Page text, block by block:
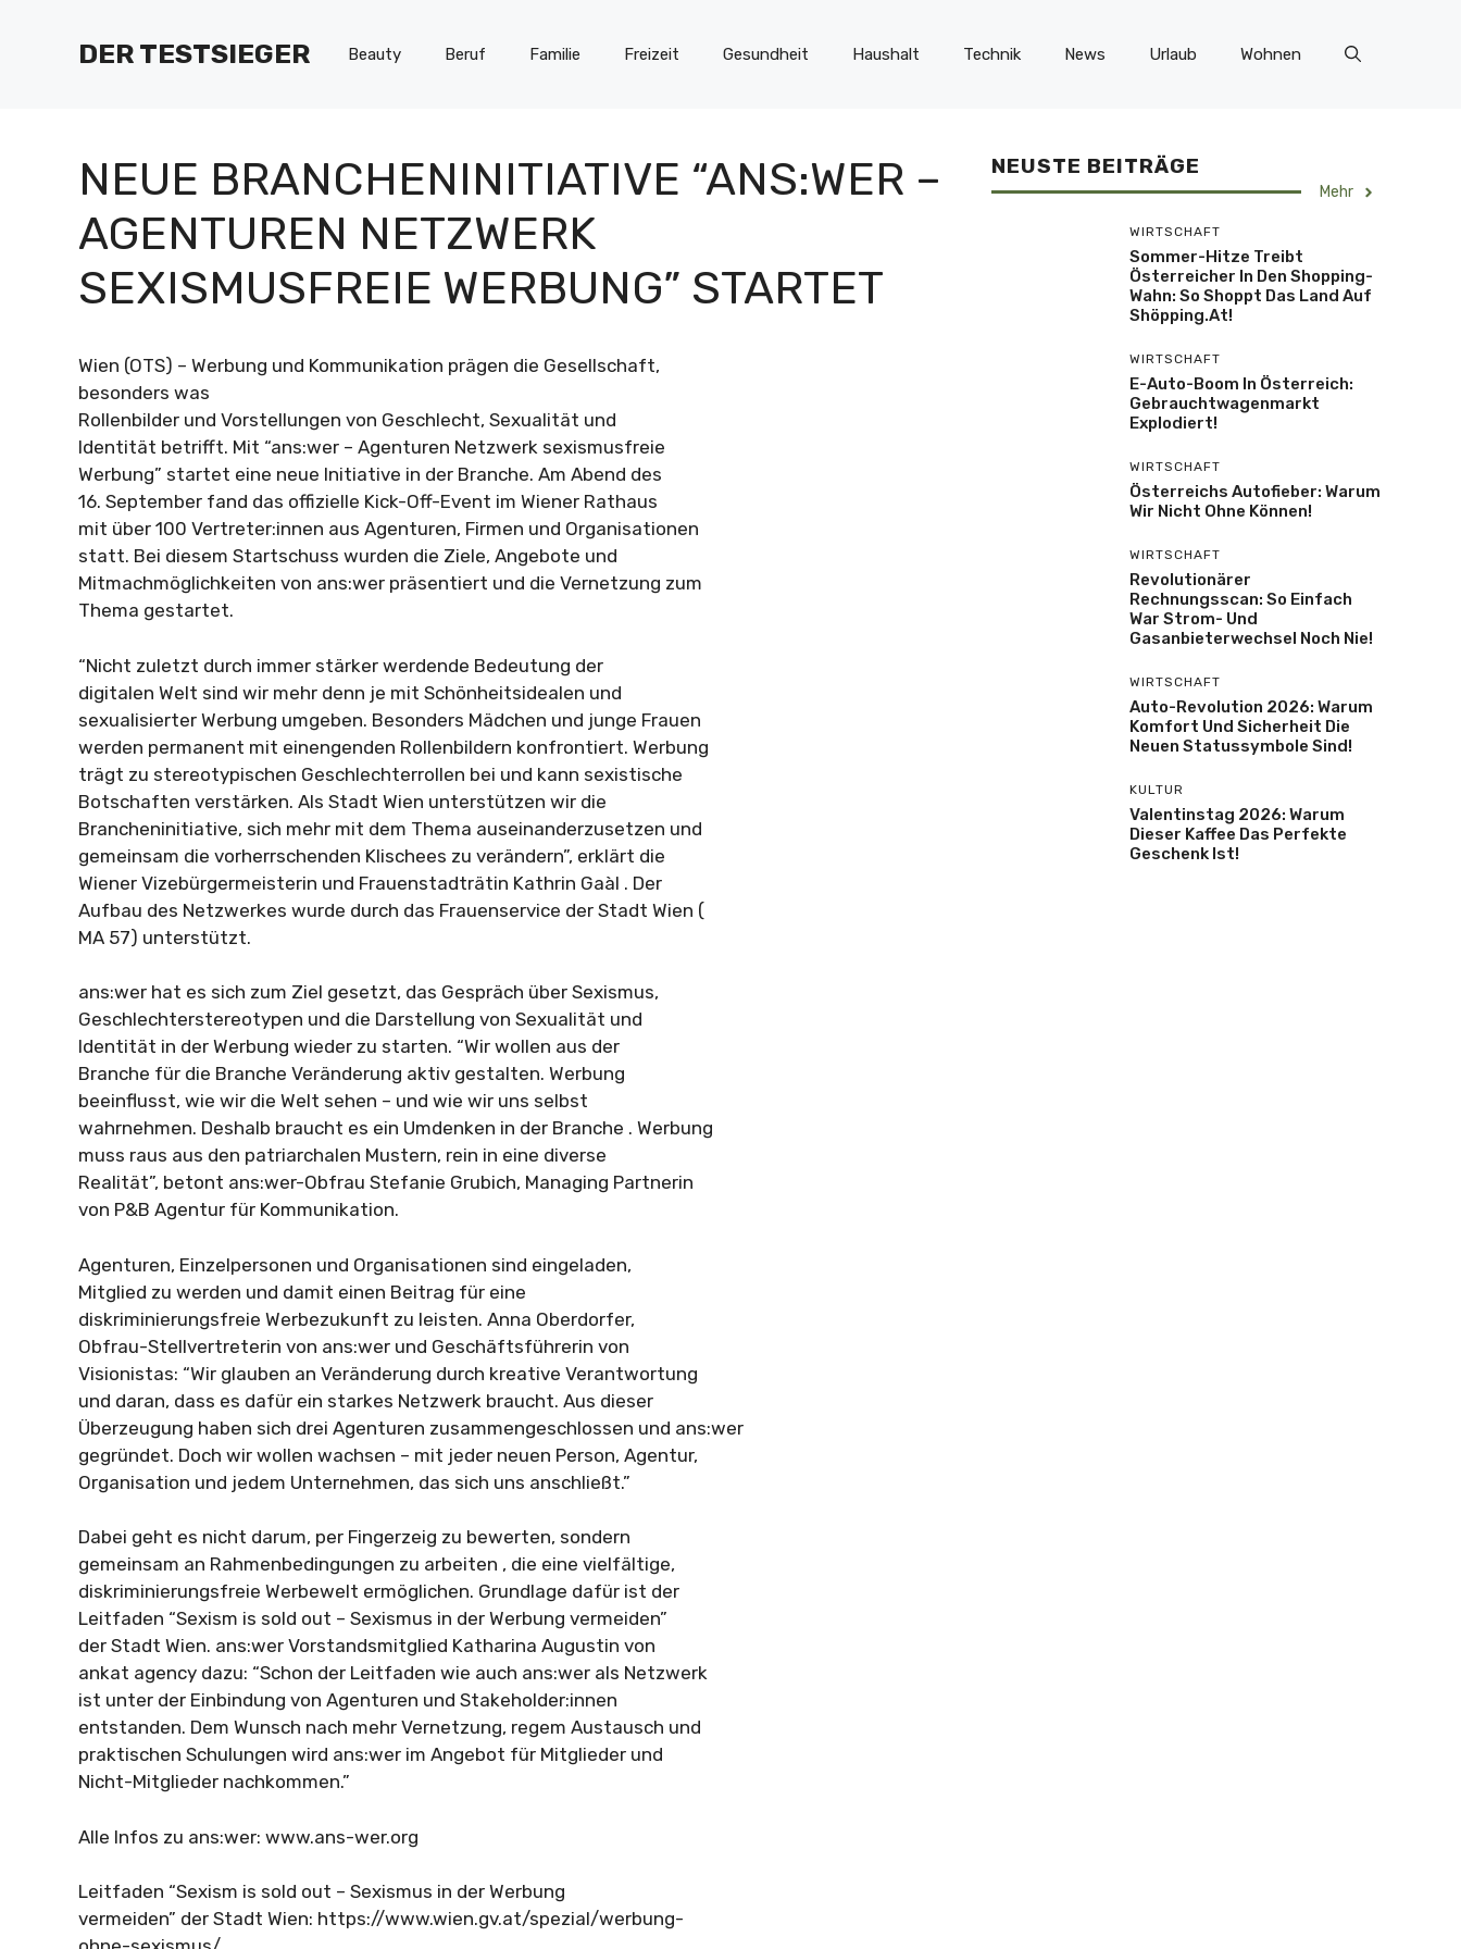
DER TESTSIEGER Beauty Beruf Familie Freizeit Gesundheit Haushalt Technik News Urlaub Wohnen
NEUE BRANCHENINITIATIVE “ANS:WER –
AGENTUREN NETZWERK
SEXISMUSFREIE WERBUNG” STARTET
Wien (OTS) – Werbung und Kommunikation prägen die Gesellschaft,
besonders was
Rollenbilder und Vorstellungen von Geschlecht, Sexualität und
Identität betrifft. Mit “ans:wer – Agenturen Netzwerk sexismusfreie
Werbung” startet eine neue Initiative in der Branche. Am Abend des
16. September fand das offizielle Kick-Off-Event im Wiener Rathaus
mit über 100 Vertreter:innen aus Agenturen, Firmen und Organisationen
statt. Bei diesem Startschuss wurden die Ziele, Angebote und
Mitmachmöglichkeiten von ans:wer präsentiert und die Vernetzung zum
Thema gestartet.
“Nicht zuletzt durch immer stärker werdende Bedeutung der
digitalen Welt sind wir mehr denn je mit Schönheitsidealen und
sexualisierter Werbung umgeben. Besonders Mädchen und junge Frauen
werden permanent mit einengenden Rollenbildern konfrontiert. Werbung
trägt zu stereotypischen Geschlechterrollen bei und kann sexistische
Botschaften verstärken. Als Stadt Wien unterstützen wir die
Brancheninitiative, sich mehr mit dem Thema auseinanderzusetzen und
gemeinsam die vorherrschenden Klischees zu verändern”, erklärt die
Wiener Vizebürgermeisterin und Frauenstadträtin Kathrin Gaàl . Der
Aufbau des Netzwerkes wurde durch das Frauenservice der Stadt Wien (
MA 57) unterstützt.
ans:wer hat es sich zum Ziel gesetzt, das Gespräch über Sexismus,
Geschlechterstereotypen und die Darstellung von Sexualität und
Identität in der Werbung wieder zu starten. “Wir wollen aus der
Branche für die Branche Veränderung aktiv gestalten. Werbung
beeinflusst, wie wir die Welt sehen – und wie wir uns selbst
wahrnehmen. Deshalb braucht es ein Umdenken in der Branche . Werbung
muss raus aus den patriarchalen Mustern, rein in eine diverse
Realität”, betont ans:wer-Obfrau Stefanie Grubich, Managing Partnerin
von P&B Agentur für Kommunikation.
Agenturen, Einzelpersonen und Organisationen sind eingeladen,
Mitglied zu werden und damit einen Beitrag für eine
diskriminierungsfreie Werbezukunft zu leisten. Anna Oberdorfer,
Obfrau-Stellvertreterin von ans:wer und Geschäftsführerin von
Visionistas: “Wir glauben an Veränderung durch kreative Verantwortung
und daran, dass es dafür ein starkes Netzwerk braucht. Aus dieser
Überzeugung haben sich drei Agenturen zusammengeschlossen und ans:wer
gegründet. Doch wir wollen wachsen – mit jeder neuen Person, Agentur,
Organisation und jedem Unternehmen, das sich uns anschließt.”
Dabei geht es nicht darum, per Fingerzeig zu bewerten, sondern
gemeinsam an Rahmenbedingungen zu arbeiten , die eine vielfältige,
diskriminierungsfreie Werbewelt ermöglichen. Grundlage dafür ist der
Leitfaden “Sexism is sold out – Sexismus in der Werbung vermeiden”
der Stadt Wien. ans:wer Vorstandsmitglied Katharina Augustin von
ankat agency dazu: “Schon der Leitfaden wie auch ans:wer als Netzwerk
ist unter der Einbindung von Agenturen und Stakeholder:innen
entstanden. Dem Wunsch nach mehr Vernetzung, regem Austausch und
praktischen Schulungen wird ans:wer im Angebot für Mitglieder und
Nicht-Mitglieder nachkommen.”
Alle Infos zu ans:wer: www.ans-wer.org
Leitfaden “Sexism is sold out – Sexismus in der Werbung
vermeiden” der Stadt Wien: https://www.wien.gv.at/spezial/werbung-
NEUSTE BEITRÄGE
Mehr
WIRTSCHAFT
Sommer-Hitze Treibt
Österreicher In Den Shopping-
Wahn: So Shoppt Das Land Auf
Shöpping.at!
WIRTSCHAFT
E-Auto-Boom In Österreich:
Gebrauchtwagenmarkt
Explodiert!
WIRTSCHAFT
Österreichs Autofieber: Warum
Wir Nicht Ohne Können!
WIRTSCHAFT
Revolutionärer
Rechnungsscan: So Einfach
War Strom- Und
Gasanbieterwechsel Noch Nie!
WIRTSCHAFT
Auto-Revolution 2026: Warum
Komfort Und Sicherheit Die
Neuen Statussymbole Sind!
KULTUR
Valentinstag 2026: Warum
Dieser Kaffee Das Perfekte
Geschenk Ist!